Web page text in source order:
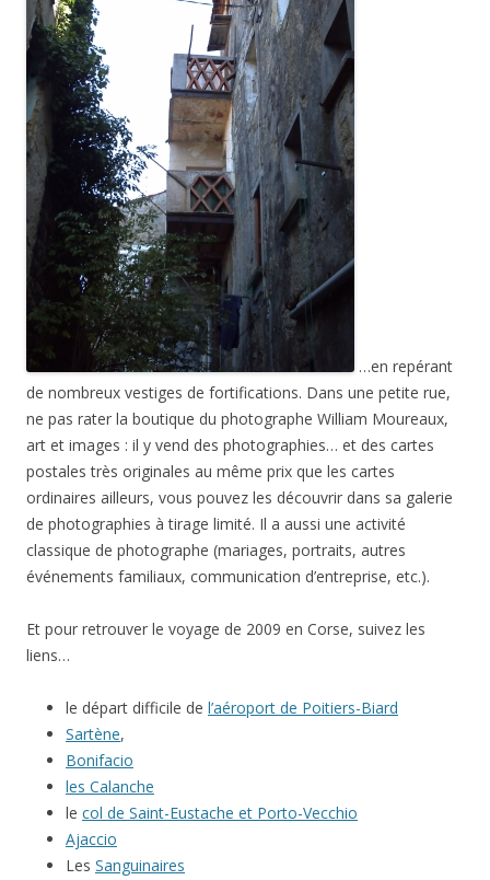
…en repérant
de nombreux vestiges de fortifications. Dans une petite rue,
ne pas rater la boutique du photographe William Moureaux,
art et images : il y vend des photographies… et des cartes
postales très originales au même prix que les cartes
ordinaires ailleurs, vous pouvez les découvrir dans sa galerie
de photographies à tirage limité. Il a aussi une activité
classique de photographe (mariages, portraits, autres
événements familiaux, communication d’entreprise, etc.).
Et pour retrouver le voyage de 2009 en Corse, suivez les
liens…
le départ difficile de l’aéroport de Poitiers-Biard
Sartène,
Bonifacio
les Calanche
le col de Saint-Eustache et Porto-Vecchio
Ajaccio
Les Sanguinaires